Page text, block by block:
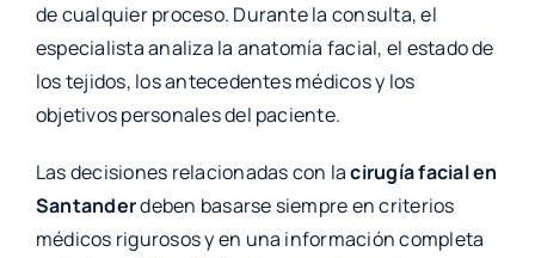
de cualquier proceso. Durante la consulta, el
especialista analiza la anatomía facial, el estado de
los tejidos, los antecedentes médicos y los
objetivos personales del paciente.
Las decisiones relacionadas con lacirugía facial en
Santanderdeben basarse siempre en criterios
médicos rigurosos y en una información completa